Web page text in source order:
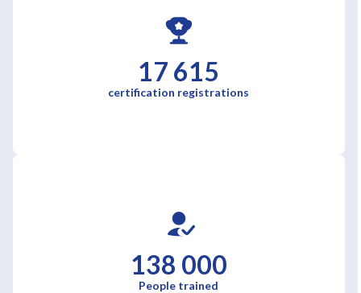
17 615
certification registrations
138 000
People trained